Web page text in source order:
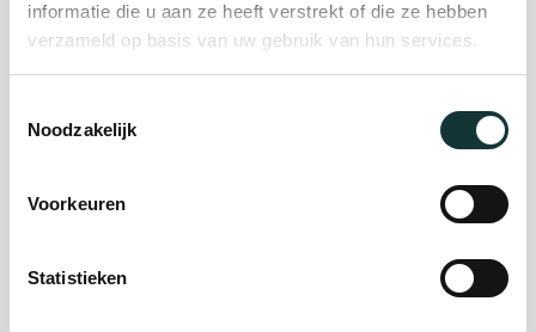
informatie die u aan ze heeft verstrekt of die ze hebben
verzameld op basis van uw gebruik van hun services.
Noodzakelijk
Voorkeuren
Statistieken
Steun ons
Orgel Masterclass
De Pieterskerk als